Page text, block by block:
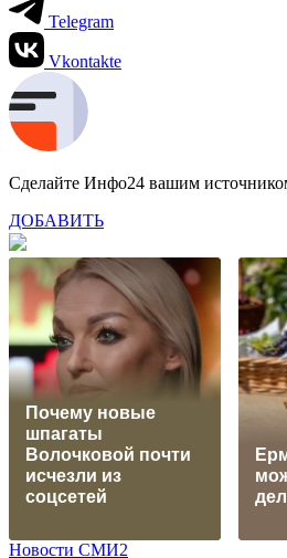
Telegram
Vkontakte
Сделайте Инфо24 вашим
ДОБАВИТЬ
Почему новые
шпагаты
Волочковой почти
исчезли из
соцсетей
Новости СМИ2